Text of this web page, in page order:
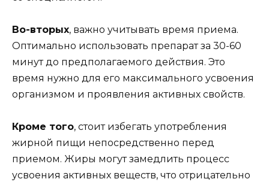
Во-вторых, важно учитывать время приема.
Оптимально использовать препарат за 30-60
минут до предполагаемого действия. Это
время нужно для его максимального усвоения
организмом и проявления активных свойств.
Кроме того, стоит избегать употребления
жирной пищи непосредственно перед
приемом. Жиры могут замедлить процесс
усвоения активных веществ, что отрицательно